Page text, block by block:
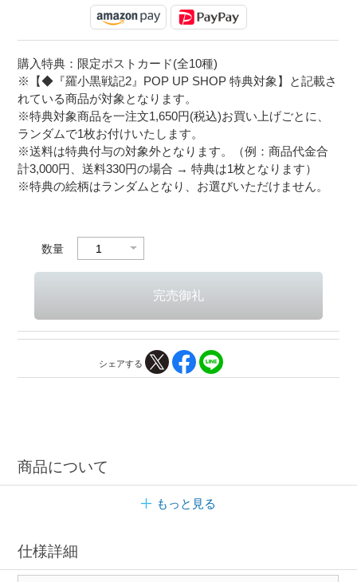
購入特典：限定ポストカード(全10種)
※【◆『羅小黒戦記2』POP UP SHOP 特典対象】と記載さ
れている商品が対象となります。
※特典対象商品を一注文1,650円(税込)お買い上げごとに、
ランダムで1枚お付けいたします。
※送料は特典付与の対象外となります。（例：商品代金合
計3,000円、送料330円の場合 → 特典は1枚となります）
※特典の絵柄はランダムとなり、お選びいただけません。
数量
シェアする
商品について
もっと見る
仕様詳細